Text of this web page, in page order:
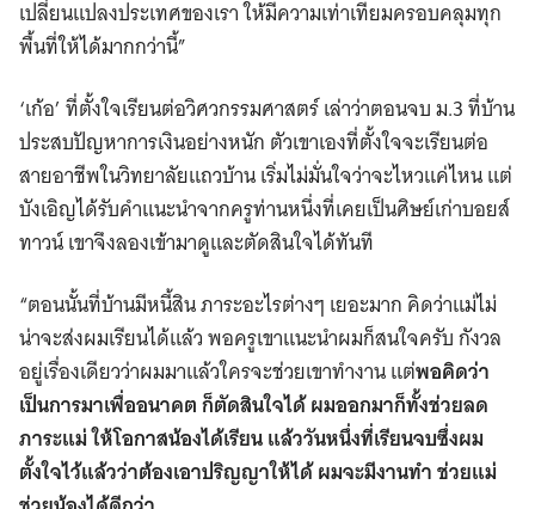
เปลี่ยนแปลงประเทศของเรา ให้มีความเท่าเทียมครอบคลุมทุก
พื้นที่ให้ได้มากกว่านี้”
‘เก้อ’ ที่ตั้งใจเรียนต่อวิศวกรรมศาสตร์ เล่าว่าตอนจบ ม.3 ที่บ้าน
ประสบปัญหาการเงินอย่างหนัก ตัวเขาเองที่ตั้งใจจะเรียนต่อ
สายอาชีพในวิทยาลัยแถวบ้าน เริ่มไม่มั่นใจว่าจะไหวแค่ไหน แต่
บังเอิญได้รับคำแนะนำจากครูท่านหนึ่งที่เคยเป็นศิษย์เก่าบอยส์
ทาวน์ เขาจึงลองเข้ามาดูและตัดสินใจได้ทันที
“ตอนนั้นที่บ้านมีหนี้สิน ภาระอะไรต่างๆ เยอะมาก คิดว่าแม่ไม่
น่าจะส่งผมเรียนได้แล้ว พอครูเขาแนะนำผมก็สนใจครับ กังวล
อยู่เรื่องเดียวว่าผมมาแล้วใครจะช่วยเขาทำงาน แต่พอคิดว่า
เป็นการมาเพื่ออนาคต ก็ตัดสินใจได้ ผมออกมาก็ทั้งช่วยลด
ภาระแม่ ให้โอกาสน้องได้เรียน แล้ววันหนึ่งที่เรียนจบซึ่งผม
ตั้งใจไว้แล้วว่าต้องเอาปริญญาให้ได้ ผมจะมีงานทำ ช่วยแม่